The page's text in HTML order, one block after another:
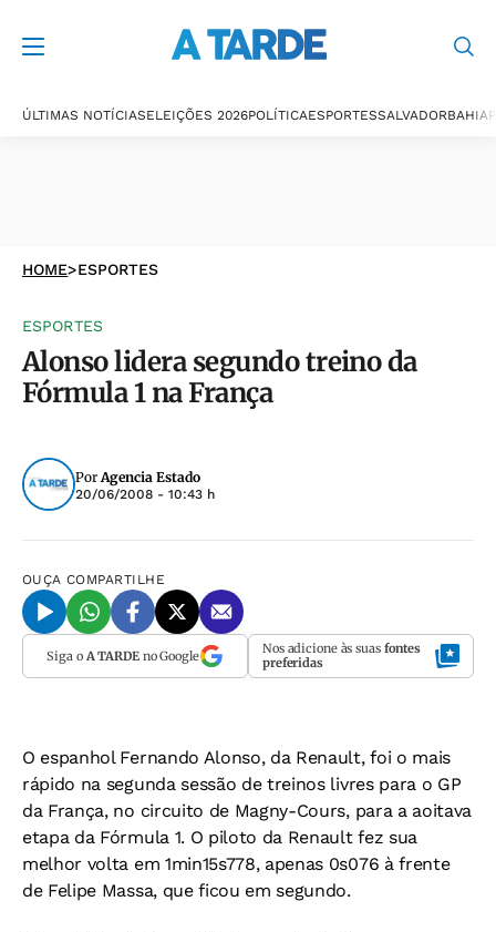
ÚLTIMAS NOTÍCIASELEIÇÕES 2026POLÍTICAESPORTESSALVADORBAHIA
HOME>ESPORTES
ESPORTES
Alonso lidera segundo treino da
Fórmula 1 na França
PorAgencia Estado
20/06/2008 - 10:43 h
OUÇA COMPARTILHE
Siga o A TARDEno Google Nos adicione às suas fontes
preferidas
O espanhol Fernando Alonso, da Renault, foi o mais
rápido na segunda sessão de treinos livres para o GP
da França, no circuito de Magny-Cours, para a aoitava
etapa da Fórmula 1. O piloto da Renault fez sua
melhor volta em 1min15s778, apenas 0s076 à frente
de Felipe Massa, que ficou em segundo.